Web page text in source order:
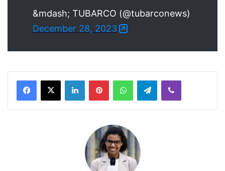
&mdash; TUBARCO (@tubarconews)
December 28, 2023
Facebook
X LinkedInPinterestWhatsAppTelegramViber